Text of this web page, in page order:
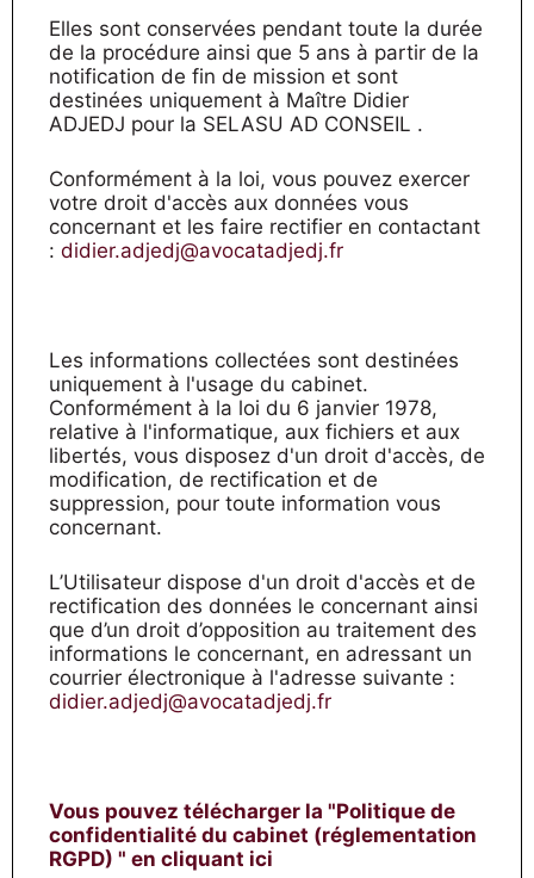
Elles sont conservées pendant toute la durée
de la procédure ainsi que 5 ans à partir de la
notification de fin de mission et sont
destinées uniquement à Maître Didier
ADJEDJ pour la SELASU AD CONSEIL .
Conformément à la loi, vous pouvez exercer
votre droit d'accès aux données vous
concernant et les faire rectifier en contactant
: didier.adjedj@avocatadjedj.fr
Les informations collectées sont destinées
uniquement à l'usage du cabinet.
Conformément à la loi du 6 janvier 1978,
relative à l'informatique, aux fichiers et aux
libertés, vous disposez d'un droit d'accès, de
modification, de rectification et de
suppression, pour toute information vous
concernant.
L’Utilisateur dispose d'un droit d'accès et de
rectification des données le concernant ainsi
que d’un droit d’opposition au traitement des
informations le concernant, en adressant un
courrier électronique à l'adresse suivante :
didier.adjedj@avocatadjedj.fr
Vous pouvez télécharger la "Politique de
confidentialité du cabinet (réglementation
RGPD) " en cliquant ici